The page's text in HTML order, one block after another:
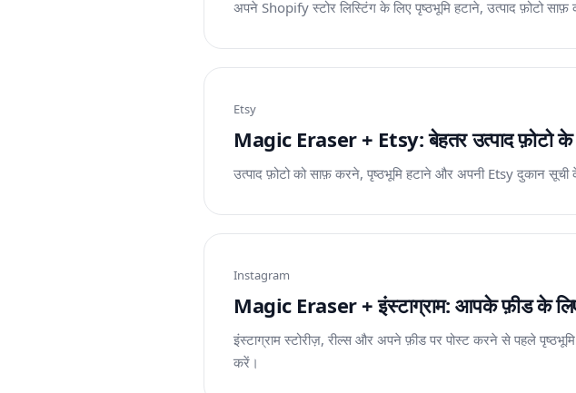
अपने Shopify स्टोर लिस्टिंग के लिए पृष्ठभूमि हटाने, उत्पाद फ़ोटो
Etsy
Magic Eraser + Etsy: बेहतर उत्पाद फ़ोटो
उत्पाद फ़ोटो को साफ़ करने, पृष्ठभूमि हटाने और अपनी Etsy दुकान
Instagram
Magic Eraser + इंस्टाग्राम: आपके फ़ीड के
इंस्टाग्राम स्टोरीज़, रील्स और अपने फ़ीड पर पोस्ट करने से पहले
करें।